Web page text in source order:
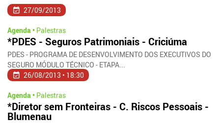
27/09/2013
Agenda • Palestras
*PDES - Seguros Patrimoniais - Criciúma
PDES - PROGRAMA DE DESENVOLVIMENTO DOS EXECUTIVOS DO
SEGURO MÓDULO TÉCNICO - ETAPA...
26/08/2013 • 18:30
Agenda • Palestras
*Diretor sem Fronteiras - C. Riscos Pessoais -
Blumenau